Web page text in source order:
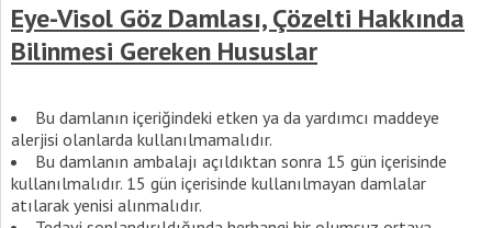
Eye-Visol Göz Damlası, Çözelti Hakkında
Bilinmesi Gereken Hususlar
Bu damlanın içeriğindeki etken ya da yardımcı maddeye
alerjisi olanlarda kullanılmamalıdır.
Bu damlanın ambalajı açıldıktan sonra 15 gün içerisinde
kullanılmalıdır. 15 gün içerisinde kullanılmayan damlalar
atılarak yenisi alınmalıdır.